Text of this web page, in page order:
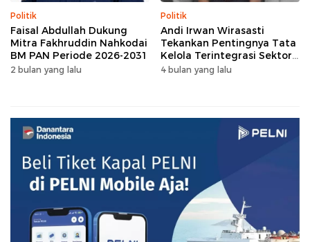
Politik
Faisal Abdullah Dukung
Mitra Fakhruddin Nahkodai
BM PAN Periode 2026-2031
2 bulan yang lalu
Politik
Andi Irwan Wirasasti
Tekankan Pentingnya Tata
Kelola Terintegrasi Sektor
Peternakan Sulsel
4 bulan yang lalu